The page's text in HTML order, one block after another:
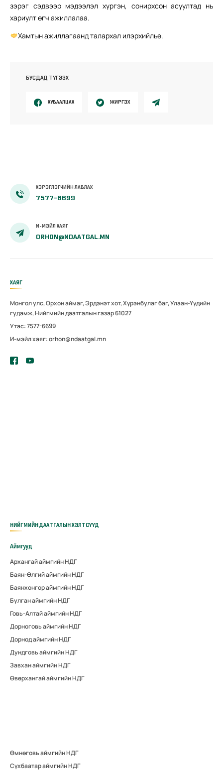
зэрэг сэдвээр мэдээлэл хүргэн, сонирхсон асуултад нь
хариулт өгч ажиллалаа.
Хамтын ажиллагаанд талархал илэрхийлье.
БУСДАД ТҮГЭЭХ
ХУВААЛЦАХ ЖИРГЭХ
ХЭРЭГЛЭГЧИЙН ЛАВЛАХ
7577-6699
И-МЭЙЛ ХАЯГ
ORHON@NDAATGAL.MN
ХАЯГ
Монгол улс, Орхон аймаг, Эрдэнэт хот, Хүрэнбулаг баг, Улаан-Үүдийн
гудамж, Нийгмийн даатгалын газар 61027
Утас: 7577-6699
И-мэйл хаяг: orhon@ndaatgal.mn
НИЙГМИЙН ДААТГАЛЫН ХЭЛТСҮҮД
Аймгууд
Архангай аймгийн НДГ
Баян-Өлгий аймгийн НДГ
Баянхонгор аймгийн НДГ
Булган аймгийн НДГ
Говь-Алтай аймгийн НДГ
Дорноговь аймгийн НДГ
Дорнод аймгийн НДГ
Дундговь аймгийн НДГ
Завхан аймгийн НДГ
Өвөрхангай аймгийн НДГ
Өмнөговь аймгийн НДГ
Сүхбаатар аймгийн НДГ